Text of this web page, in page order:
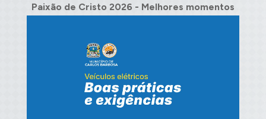
Paixão de Cristo 2026 - Melhores momentos